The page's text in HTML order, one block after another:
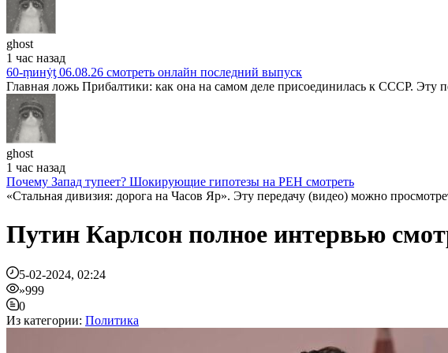
ghost
1 час назад
60-ṃинẏƫ 06.08.26 смотреть онлайн последний выпуск
Главная ложь Прибалтики: как она на самом деле присоединилась к СССР. Эту
ghost
1 час назад
Почему Запад тупеет? Шокирующие гипотезы на РЕН смотреть
«Стальная дивизия: дорога на Часов Яр». Эту передачу (видео) можно
Путин Карлсон полное интервью
5-02-2024, 02:24
»999
0
Из категории: Политика